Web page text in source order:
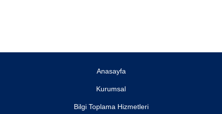
Anasayfa
Kurumsal
Bilgi Toplama Hizmetleri